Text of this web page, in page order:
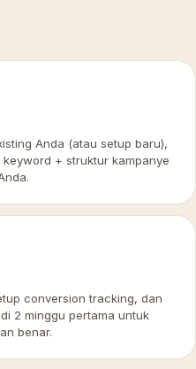
Anda (atau setup baru),
+ struktur kampanye
conversion tracking, dan
2 minggu pertama untuk
benar.